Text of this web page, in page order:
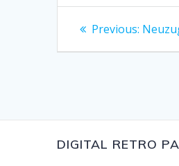
Previous:
DIGITAL RETRO